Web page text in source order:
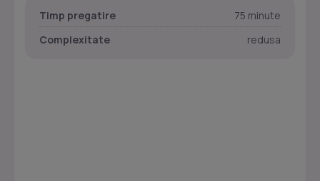
Timp pregatire
75 minute
Complexitate
redusa